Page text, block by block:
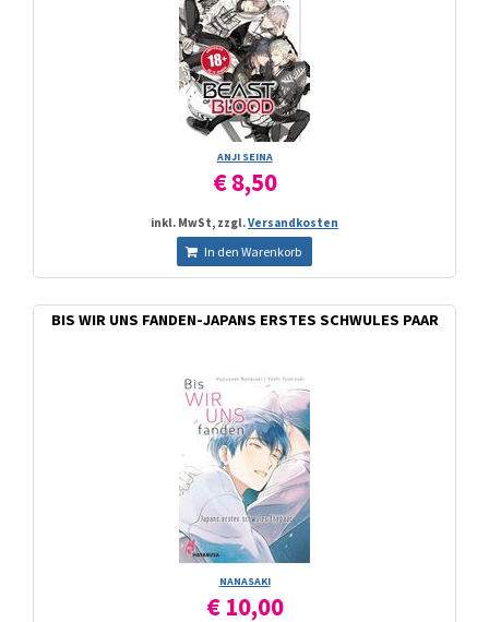
ANJI SEINA
€ 8,50
inkl. MwSt, zzgl.Versandkosten
In den Warenkorb
BIS WIR UNS FANDEN-JAPANS ERSTES SCHWULES PAAR
NANASAKI
€ 10,00